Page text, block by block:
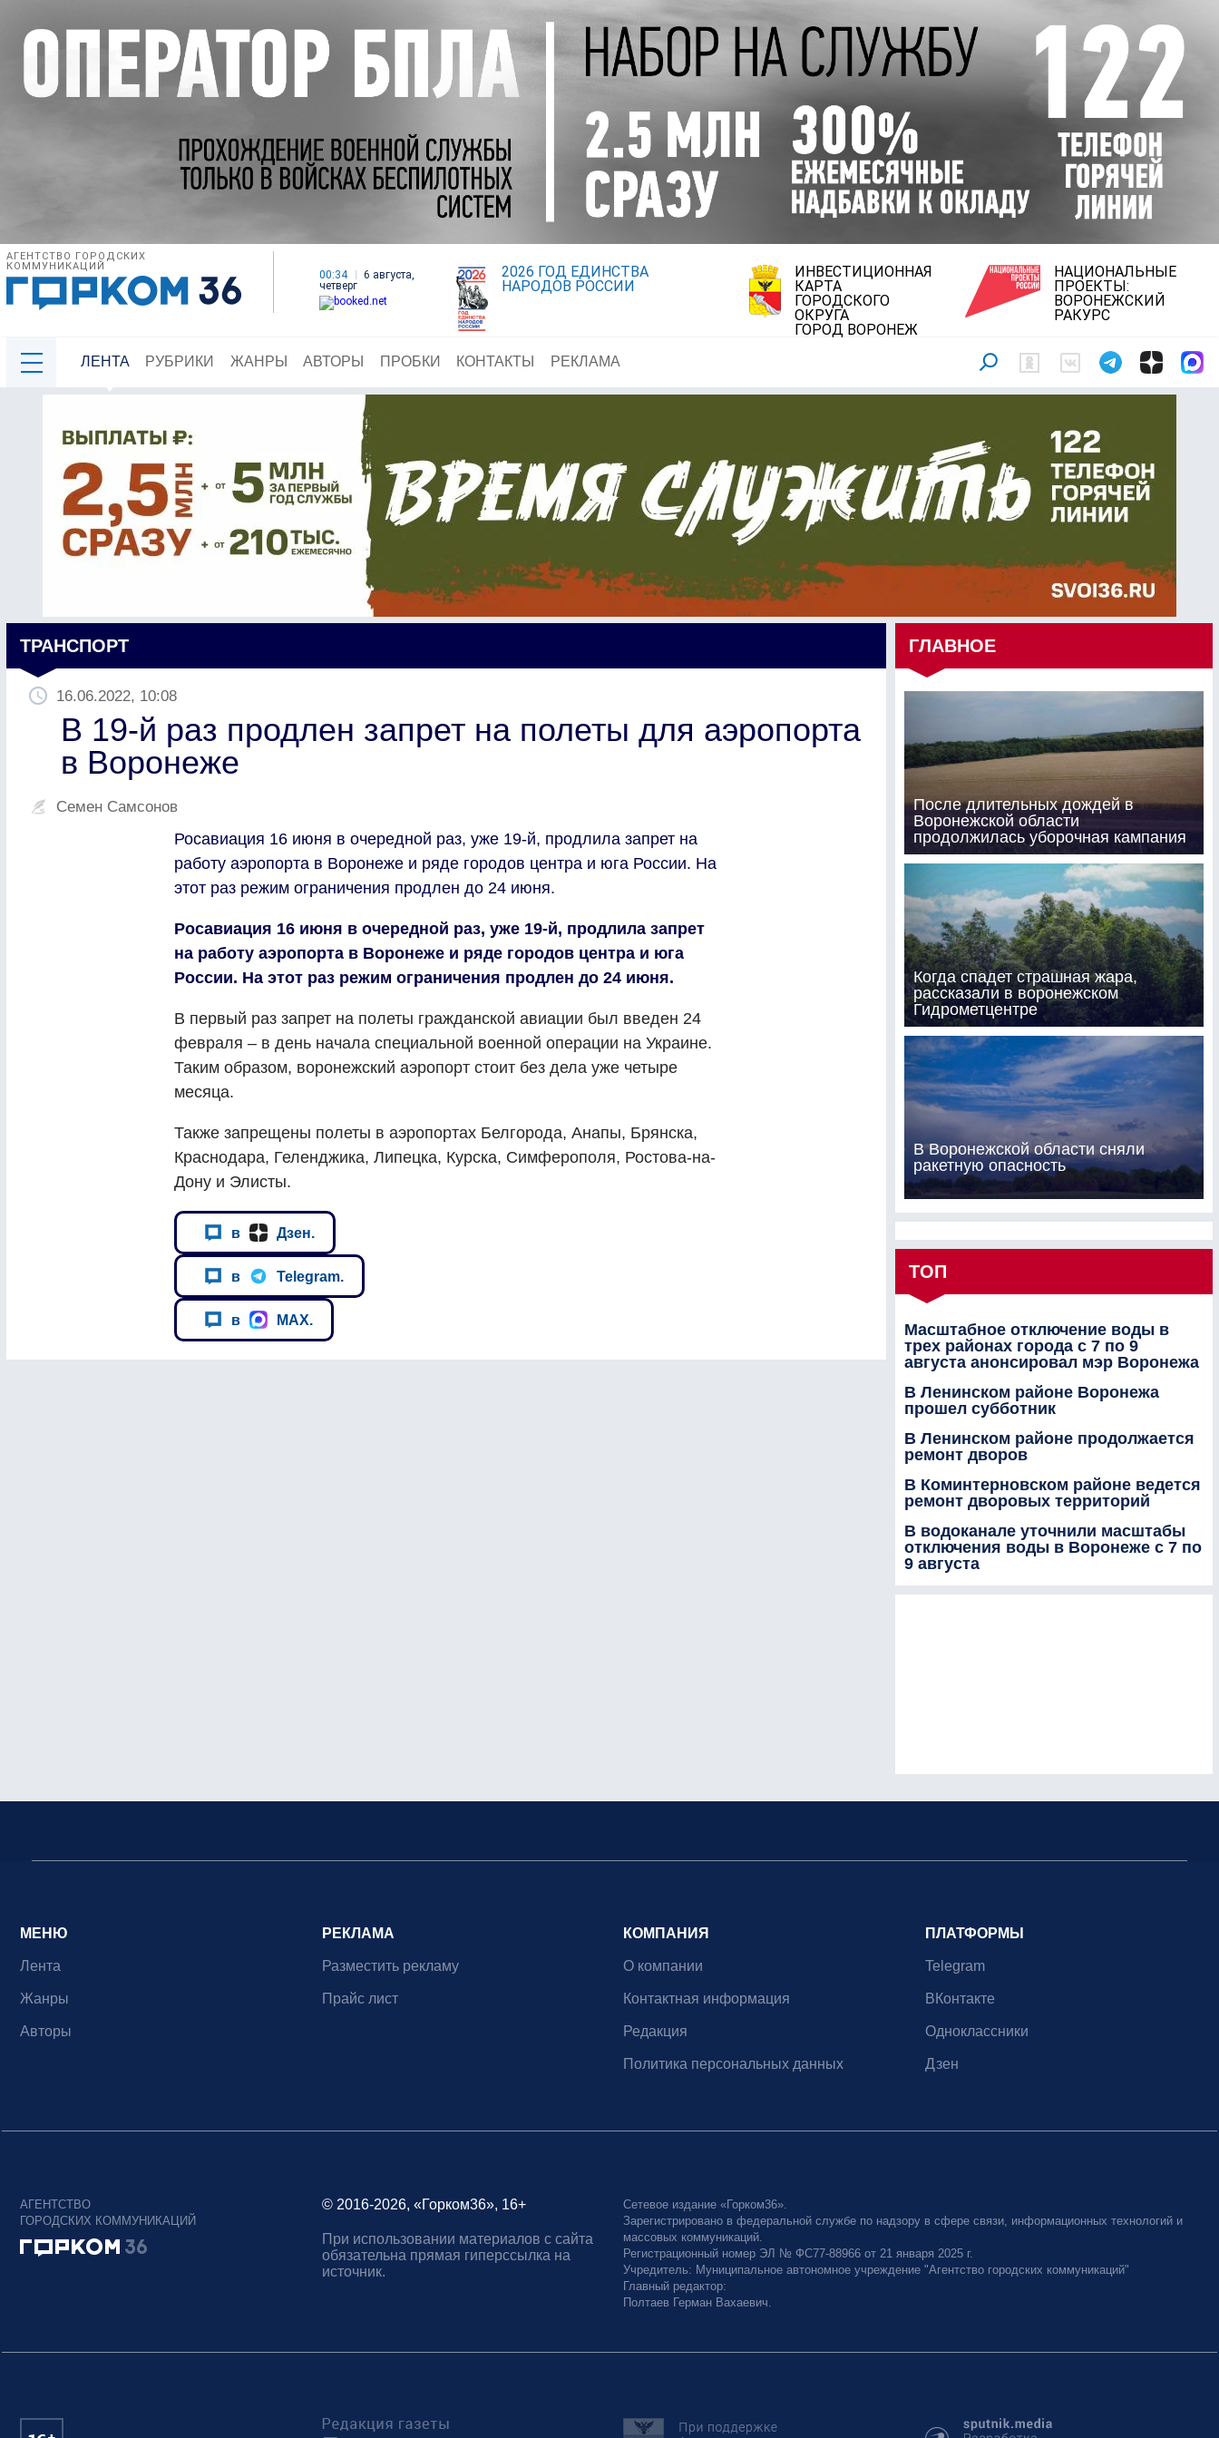
АГЕНТСТВО ГОРОДСКИХ
КОММУНИКАЦИЙ
00:34
6 августа,
четверг
2026 ГОД ЕДИНСТВА
НАРОДОВ РОССИИ
ИНВЕСТИЦИОННАЯ
КАРТА
ГОРОДСКОГО
ОКРУГА
ГОРОД ВОРОНЕЖ
НАЦИОНАЛЬНЫЕ
ПРОЕКТЫ:
ВОРОНЕЖСКИЙ
РАКУРС
ЛЕНТА РУБРИКИ ЖАНРЫ АВТОРЫ ПРОБКИ КОНТАКТЫ РЕКЛАМА
ТРАНСПОРТ
16.06.2022, 10:08
В 19-й раз продлен запрет на полеты для аэропорта
в Воронеже
Семен Самсонов
Росавиация 16 июня в очередной раз, уже 19-й, продлила запрет на
работу аэропорта в Воронеже и ряде городов центра и юга России. На
этот раз режим ограничения продлен до 24 июня.
Росавиация 16 июня в очередной раз, уже 19-й, продлила запрет
на работу аэропорта в Воронеже и ряде городов центра и юга
России. На этот раз режим ограничения продлен до 24 июня.
В первый раз запрет на полеты гражданской авиации был введен 24
февраля – в день начала специальной военной операции на Украине.
Таким образом, воронежский аэропорт стоит без дела уже четыре
месяца.
Также запрещены полеты в аэропортах Белгорода, Анапы, Брянска,
Краснодара, Геленджика, Липецка, Курска, Симферополя, Ростова-на-
Дону и Элисты.
в Дзен.
в Telegram.
в MAX.
ГЛАВНОЕ
После длительных дождей в
Воронежской области
продолжилась уборочная кампания
Когда спадет страшная жара,
рассказали в воронежском
Гидрометцентре
В Воронежской области сняли
ракетную опасность
ТОП
Масштабное отключение воды в
трех районах города с 7 по 9
августа анонсировал мэр Воронежа
В Ленинском районе Воронежа
прошел субботник
В Ленинском районе продолжается
ремонт дворов
В Коминтерновском районе ведется
ремонт дворовых территорий
В водоканале уточнили масштабы
отключения воды в Воронеже с 7 по
9 августа
МЕНЮ
Лента
Жанры
Авторы
РЕКЛАМА
Разместить рекламу
Прайс лист
КОМПАНИЯ
О компании
Контактная информация
Редакция
Политика персональных данных
ПЛАТФОРМЫ
Telegram
ВКонтакте
Одноклассники
Дзен
АГЕНТСТВО
ГОРОДСКИХ КОММУНИКАЦИЙ
© 2016-2026, «Горком36», 16+
При использовании материалов с сайта
обязательна прямая гиперссылка на
источник.
Сетевое издание «Горком36».
Зарегистрировано в федеральной службе по надзору в сфере связи, информационных технологий и
массовых коммуникаций.
Регистрационный номер ЭЛ № ФС77-88966 от 21 января 2025 г.
Учредитель: Муниципальное автономное учреждение "Агентство городских коммуникаций"
Главный редактор:
Полтаев Герман Вахаевич.